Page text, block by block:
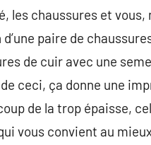
les chaussures et
paire de
de cuir avec une
ceci, ça donne une
de la trop épaisse,
vous convient au